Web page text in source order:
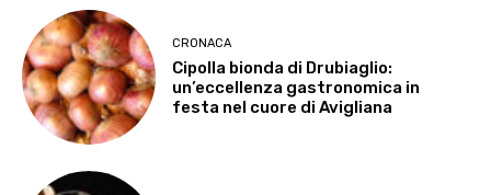
CRONACA
Cipolla bionda di Drubiaglio:
un’eccellenza gastronomica in
festa nel cuore di Avigliana